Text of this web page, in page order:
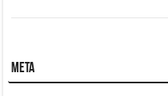
Meta